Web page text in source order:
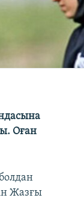
Оған
Жазғы